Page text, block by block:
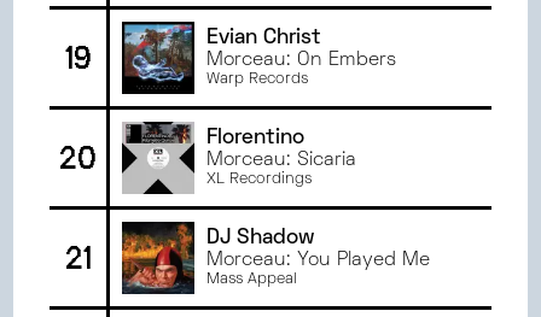
19
Evian Christ
Morceau: On Embers
Warp Records
20
Florentino
Morceau: Sicaria
XL Recordings
21
DJ Shadow
Morceau: You Played Me
Mass Appeal